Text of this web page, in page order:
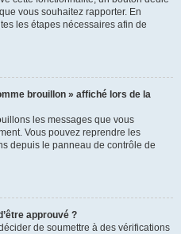
vous souhaitez rapporter. En
les étapes nécessaires afin de
brouillon » affiché lors de la
les messages que vous
Vous pouvez reprendre les
depuis le panneau de contrôle de
approuvé ?
de soumettre à des vérifications